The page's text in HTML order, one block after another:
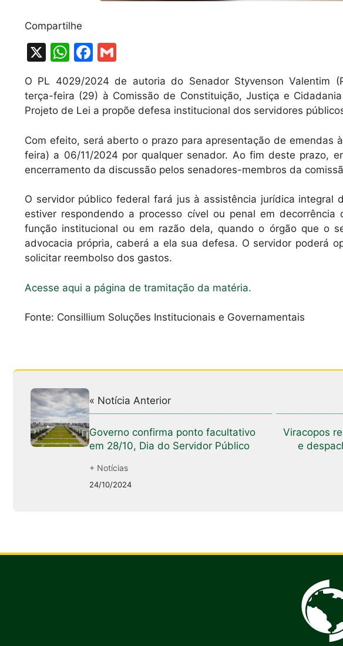
Compartilhe
X
W
h
at
s
p
p
F
a
c
e
o
o
m
ai
l
O PL 4029/2024 de autoria do Senador Styvenson Valentim
terça-feira (29) à Comissão de Constituição, Justiça e
Projeto de Lei a propõe defesa institucional dos servidores
Com efeito, será aberto o prazo para apresentação de emendas
feira) a 06/11/2024 por qualquer senador. Ao fim deste prazo,
encerramento da discussão pelos senadores-membros da
O servidor público federal fará jus à assistência jurídica integral
estiver respondendo a processo cível ou penal em
função institucional ou em razão dela, quando o órgão que o
advocacia própria, caberá a ela sua defesa. O servidor poderá
solicitar reembolso dos gastos.
Acesse aqui a página de tramitação da matéria.
Fonte: Consillium Soluções Institucionais e Governamentais
« Notícia Anterior
Governo confirma ponto facultativo
em 28/10, Dia do Servidor Público
+ Notícias
24/10/2024
Viracopos
e